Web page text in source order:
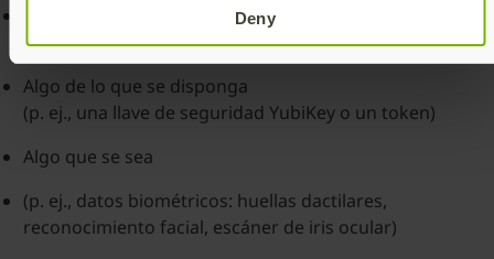
Deny
(p. ej., nombre de usuario y contraseña)
Algo de lo que se disponga
(p. ej., una llave de seguridad YubiKey o un token)
Algo que se sea
(p. ej., datos biométricos: huellas dactilares,
reconocimiento facial, escáner de iris ocular)